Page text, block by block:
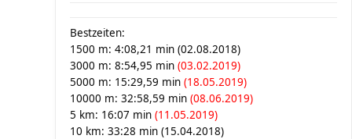
Bestzeiten:
1500 m: 4:08,21 min (02.08.2018)
3000 m: 8:54,95 min (03.02.2019)
5000 m: 15:29,59 min (18.05.2019)
10000 m: 32:58,59 min (08.06.2019)
5 km: 16:07 min (11.05.2019)
10 km: 33:28 min (15.04.2018)